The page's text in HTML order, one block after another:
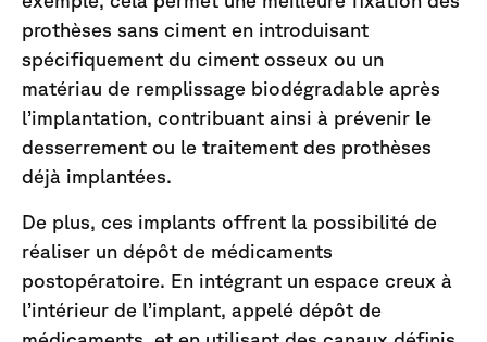
prothèses sans ciment en introduisant
spécifiquement du ciment osseux ou un
matériau de remplissage biodégradable après
l’implantation, contribuant ainsi à prévenir le
desserrement ou le traitement des prothèses
déjà implantées.
De plus, ces implants offrent la possibilité de
réaliser un dépôt de médicaments
postopératoire. En intégrant un espace creux à
l’intérieur de l’implant, appelé dépôt de